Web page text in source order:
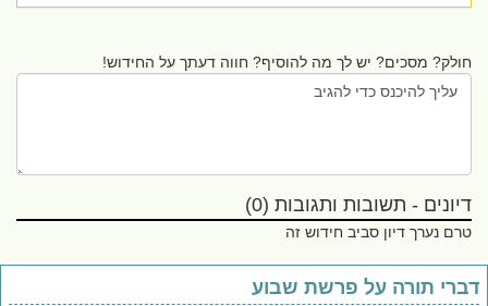
חולק? מסכים? יש לך מה להוסיף? חווה דעתך על החידוש!
דיונים - תשובות ותגובות (0)
טרם נערך דיון סביב חידוש זה
תורה על פרשת שבוע